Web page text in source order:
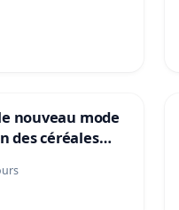
nouveau mode
des céréales
granum basé